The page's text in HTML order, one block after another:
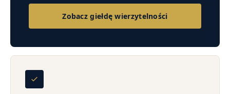
Zobacz giełdę wierzytelności